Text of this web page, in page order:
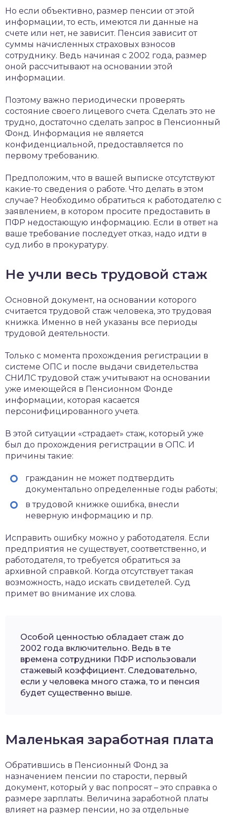
Но если объективно, размер пенсии от этой
информации, то есть, имеются ли данные на
счете или нет, не зависит. Пенсия зависит от
суммы начисленных страховых взносов
сотруднику. Ведь начиная с 2002 года, размер
оной рассчитывают на основании этой
информации.
Поэтому важно периодически проверять
состояние своего лицевого счета. Сделать это не
трудно, достаточно сделать запрос в Пенсионный
Фонд. Информация не является
конфиденциальной, предоставляется по
первому требованию.
Предположим, что в вашей выписке отсутствуют
какие-то сведения о работе. Что делать в этом
случае? Необходимо обратиться к работодателю с
заявлением, в котором просите предоставить в
ПФР недостающую информацию. Если в ответ на
ваше требование последует отказ, надо идти в
суд либо в прокуратуру.
Не учли весь трудовой стаж
Основной документ, на основании которого
считается трудовой стаж человека, это трудовая
книжка. Именно в ней указаны все периоды
трудовой деятельности.
Только с момента прохождения регистрации в
системе ОПС и после выдачи свидетельства
СНИЛС трудовой стаж учитывают на основании
уже имеющейся в Пенсионном Фонде
информации, которая касается
персонифицированного учета.
В этой ситуации «страдает» стаж, который уже
был до прохождения регистрации в ОПС. И
причины такие:
гражданин не может подтвердить
документально определенные годы работы;
в трудовой книжке ошибка, внесли
неверную информацию и пр.
Исправить ошибку можно у работодателя. Если
предприятия не существует, соответственно, и
работодателя, то требуется обратиться за
архивной справкой. Когда отсутствует такая
возможность, надо искать свидетелей. Суд
примет во внимание их слова.
Особой ценностью обладает стаж до
2002 года включительно. Ведь в те
времена сотрудники ПФР использовали
стажевый коэффициент. Следовательно,
если у человека много стажа, то и пенсия
будет существенно выше.
Маленькая заработная плата
Обратившись в Пенсионный Фонд за
назначением пенсии по старости, первый
документ, который у вас попросят – это справка о
размере зарплаты. Величина заработной платы
влияет на размер пенсии, но за отдельные